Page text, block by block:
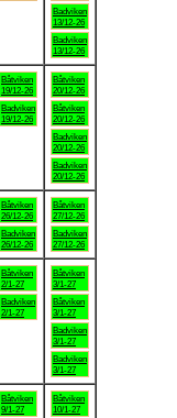
Badviken
13/12-26
Badviken
13/12-26
Båtviken
19/12-26
Badviken
19/12-26
Båtviken
20/12-26
Båtviken
20/12-26
Badviken
20/12-26
Badviken
20/12-26
Båtviken
26/12-26
Badviken
26/12-26
Båtviken
27/12-26
Badviken
27/12-26
Båtviken
2/1-27
Badviken
2/1-27
Båtviken
3/1-27
Båtviken
3/1-27
Badviken
3/1-27
Badviken
3/1-27
Båtviken
9/1-27
Båtviken
10/1-27